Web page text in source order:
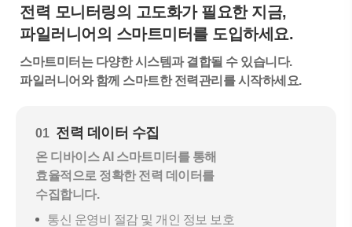
01 전력 데이터 수집
온 디바이스 AI 스마트미터를 통해
효율적으로 정확한 전력 데이터를
수집합니다.
통신 운영비 절감 및 개인 정보 보호
전력 모니터링의 고도화가 필요한 지금,
파일러니어의 스마트미터를 도입하세요.
스마트미터는 다양한 시스템과 결합될 수 있습니다.
파일러니어와 함께 스마트한 전력관리를 시작하세요.